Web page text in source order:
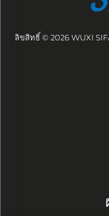
ลิขสิทธิ์ © 2026 WUXI